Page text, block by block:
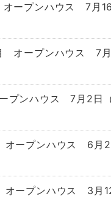
ープンハウス 7月16
オープンハウス 7月
ンハウス 7月2日
ープンハウス 6月
ープンハウス 3月